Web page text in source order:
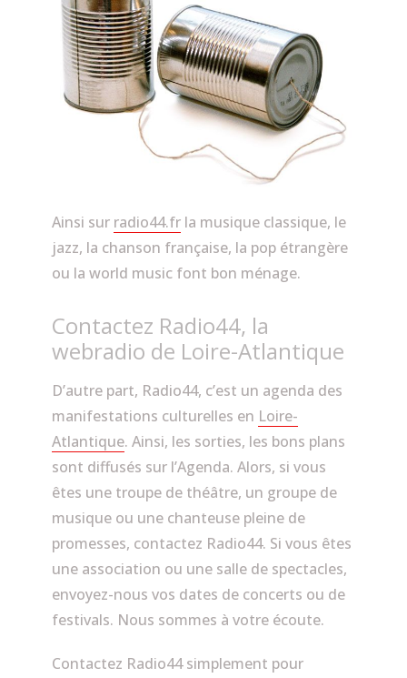
Ainsi sur radio44.fr la musique classique, le
jazz, la chanson française, la pop étrangère
ou la world music font bon ménage.
Contactez Radio44, la
webradio de Loire-Atlantique
D’autre part, Radio44, c’est un agenda des
manifestations culturelles en Loire-
Atlantique. Ainsi, les sorties, les bons plans
sont diffusés sur l’Agenda. Alors, si vous
êtes une troupe de théâtre, un groupe de
musique ou une chanteuse pleine de
promesses, contactez Radio44. Si vous êtes
une association ou une salle de spectacles,
envoyez-nous vos dates de concerts ou de
festivals. Nous sommes à votre écoute.
Contactez Radio44 simplement pour